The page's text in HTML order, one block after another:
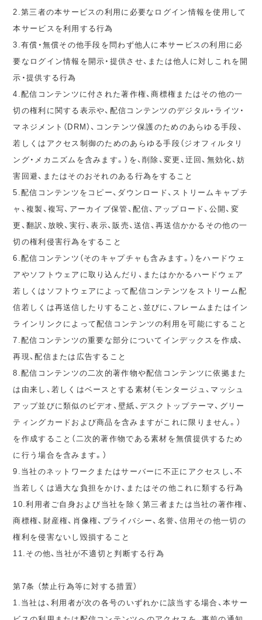
2.第三者の本サービスの利用に必要なログイン情報を使用して
本サービスを利用する行為
3.有償・無償その他手段を問わず他人に本サービスの利用に必
要なログイン情報を開示・提供させ、または他人に対しこれを開
示・提供する行為
4.配信コンテンツに付された著作権、商標権またはその他の一
切の権利に関する表示や、配信コンテンツのデジタル・ライツ・
マネジメント（DRM）、コンテンツ保護のためのあらゆる手段、
若しくはアクセス制御のためのあらゆる手段（ジオフィルタリ
ング・メカニズムを含みます。）を、削除、変更、迂回、無効化、妨
害回避、またはそのおそれのある行為をすること
5.配信コンテンツをコピー、ダウンロード、ストリームキャプチ
ャ、複製、複写、アーカイブ保管、配信、アップロード、公開、変
更、翻訳、放映、実行、表示、販売、送信、再送信かかるその他の一
切の権利侵害行為をすること
6.配信コンテンツ（そのキャプチャも含みます。）をハードウェ
アやソフトウェアに取り込んだり、またはかかるハードウェア
若しくはソフトウェアによって配信コンテンツをストリーム配
信若しくは再送信したりすること、並びに、フレームまたはイン
ラインリンクによって配信コンテンツの利用を可能にすること
7.配信コンテンツの重要な部分についてインデックスを作成、
再現、配信または広告すること
8.配信コンテンツの二次的著作物や配信コンテンツに依拠また
は由来し、若しくはベースとする素材（モンタージュ、マッシュ
アップ並びに類似のビデオ、壁紙、デスクトップテーマ、グリー
ティングカードおよび商品を含みますがこれに限りません。）
を作成すること（二次的著作物である素材を無償提供するため
に行う場合を含みます。）
9.当社のネットワークまたはサーバーに不正にアクセスし、不
当若しくは過大な負担をかけ、またはその他これに類する行為
10.利用者ご自身および当社を除く第三者または当社の著作権、
商標権、財産権、肖像権、プライバシー、名誉、信用その他一切の
権利を侵害ないし毀損すること
11.その他、当社が不適切と判断する行為
第7条 （禁止行為等に対する措置）
1.当社は、利用者が次の各号のいずれかに該当する場合、本サー